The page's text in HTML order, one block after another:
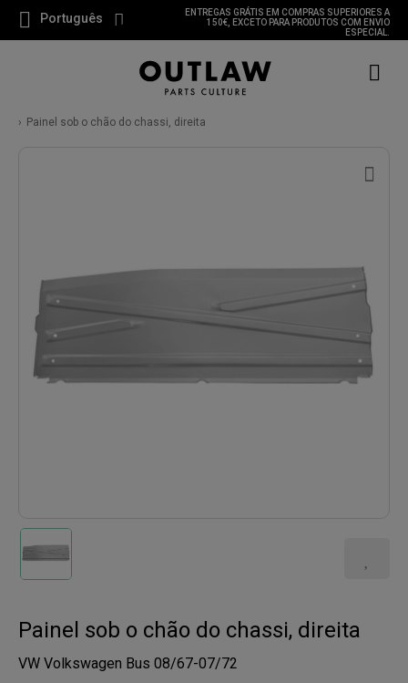
Português
ENTREGAS GRÁTIS EM COMPRAS SUPERIORES A
150€, EXCETO PARA PRODUTOS COM ENVIO
ESPECIAL.
Painel sob o chão do chassi, direita
Painel sob o chão do chassi, direita
VW Volkswagen Bus 08/67-07/72